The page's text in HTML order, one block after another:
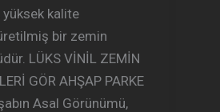
kalite
bir zemin
LÜKS VİNİL ZEMİN
GÖR AHŞAP PARKE
Asal Görünümü,